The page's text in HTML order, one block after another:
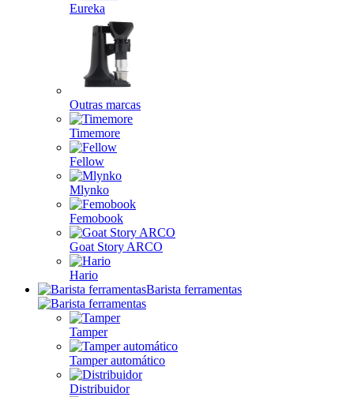
Eureka
Outras marcas
Timemore
Fellow
Mlynko
Femobook
Goat Story ARCO
Hario
Barista ferramentas
Tamper
Tamper automático
Distribuidor